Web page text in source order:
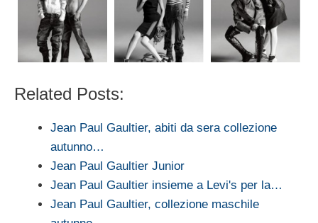
Related Posts:
Jean Paul Gaultier, abiti da sera collezione
autunno…
Jean Paul Gaultier Junior
Jean Paul Gaultier insieme a Levi's per la…
Jean Paul Gaultier, collezione maschile